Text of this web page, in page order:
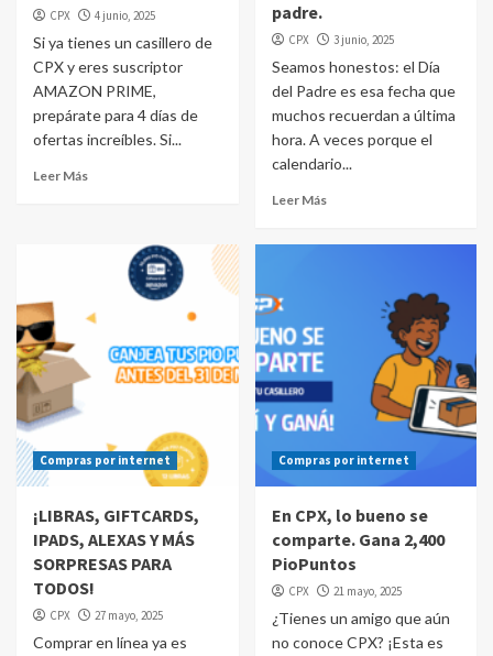
CPX 4 junio, 2025
Si ya tienes un casillero de
CPX y eres suscriptor
AMAZON PRIME,
prepárate para 4 días de
ofertas increíbles. Si...
Leer Más
padre.
CPX 3 junio, 2025
Seamos honestos: el Día
del Padre es esa fecha que
muchos recuerdan a última
hora. A veces porque el
calendario...
Leer Más
Compras por internet
¡LIBRAS, GIFTCARDS,
IPADS, ALEXAS Y MÁS
SORPRESAS PARA
TODOS!
CPX 27 mayo, 2025
Comprar en línea ya es
Compras por internet
En CPX, lo bueno se
comparte. Gana 2,400
PioPuntos
CPX 21 mayo, 2025
¿Tienes un amigo que aún
no conoce CPX? ¡Esta es